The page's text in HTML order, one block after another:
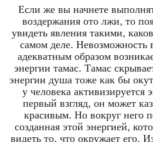
Если же вы начнете
воздержания ото лжи, то
увидеть явления такими,
самом деле. Невозможность
адекватным образом
энергии тамас. Тамас
энергии душа тоже как бы
у человека активизируется
первый взгляд, он может
красивым. Но вокруг него
созданная этой энергией,
видеть то, что окружает его.